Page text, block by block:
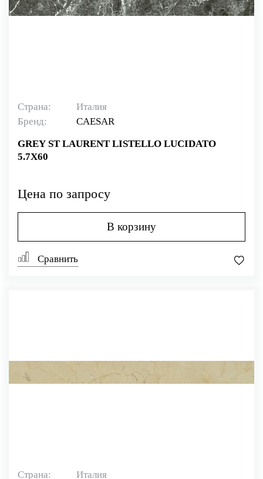
Страна:
Италия
Бренд:
CAESAR
GREY ST LAURENT LISTELLO LUCIDATO
5.7X60
Цена по запросу
В корзину
Сравнить
Страна:
Италия